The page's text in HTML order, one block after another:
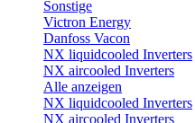
Sonstige
Victron Energy
Danfoss Vacon
NX liquidcooled Inverters
NX aircooled Inverters
Alle anzeigen
NX liquidcooled Inverters
NX aircooled Inverters